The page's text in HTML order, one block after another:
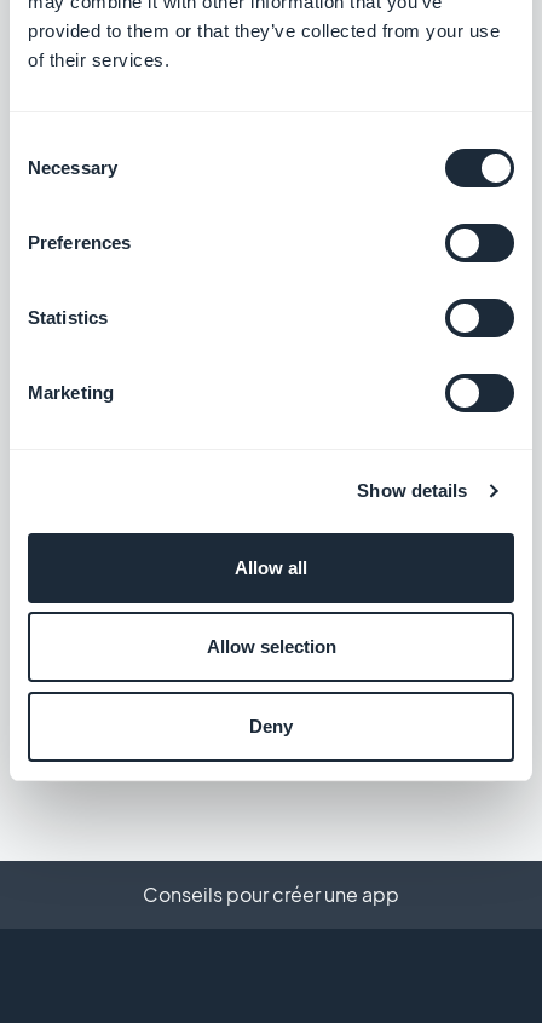
provided to them or that they’ve collected from your use
of their services.
Selection
Necessary
Preferences
Statistics
Marketing
Show details
Allow all
Allow selection
Deny
Formulaire
l’intégration Formulaire de GoodBarber.
Connectez votre app GoodBarber à votre
Connectez votre app GoodBarber à votre
Guide Interactif
Créez un tutoriel intégré et guidez vos
Conseils pour créer une app